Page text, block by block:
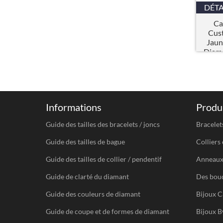
Informations
Guide des tailles des bracelets / joncs
Guide des tailles de bague
Guide des tailles de collier / pendentif
Guide de clarté du diamant
Guide des couleurs de diamant
Guide de coupe et de formes de diamant
Colliers
Anneaux
Des
Bijoux
Bijoux